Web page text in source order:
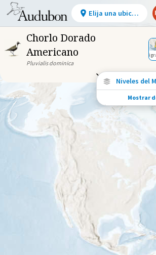
Chorlo Dorado
Americano
Pluvialis dominica
Niveles del
Conexiones
Elija cualquier
ver dónde más se
aves marcadas de
Ubicaciones
Ubicaciones
Gama de especies
Gama de verano
Rango de invierno
Rango a lo
Mostrar
Elija una ubicación